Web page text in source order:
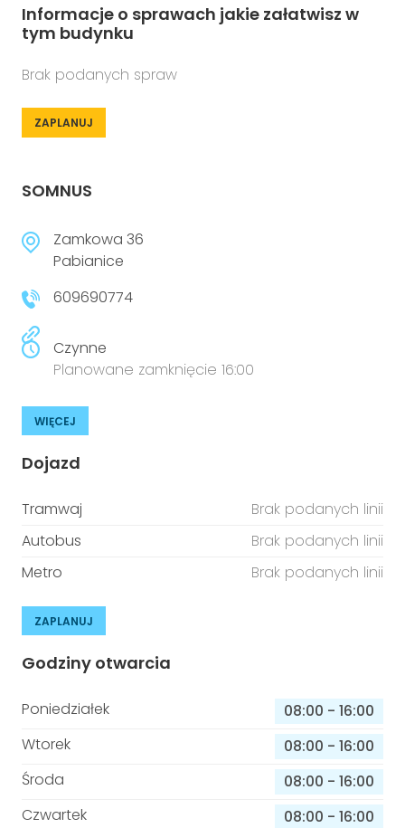
Informacje o sprawach jakie załatwisz w
tym budynku
Brak podanych spraw
ZAPLANUJ
SOMNUS
Zamkowa 36
Pabianice
609690774
Czynne
Planowane zamknięcie 16:00
WIĘCEJ
Dojazd
Tramwaj
Brak podanych linii
Autobus
Brak podanych linii
Metro
Brak podanych linii
ZAPLANUJ
Godziny otwarcia
Poniedziałek 08:00 - 16:00
Wtorek
08:00 - 16:00
Środa
08:00 - 16:00
Czwartek
08:00 - 16:00